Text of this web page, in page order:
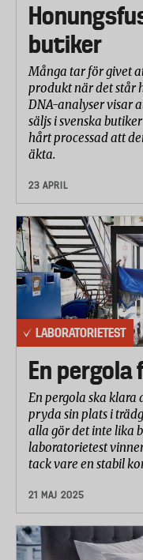
butiker
Många tar för givet
produkt när det står
DNA-analyser visar
säljs i svenska
hårt processad att
äkta.
23 APRIL
LABORATORIETEST
En pergola
En pergola ska klara
pryda sin plats i
alla gör det inte lika
laboratorietest
tack vare en stabil
21 MAJ 2025